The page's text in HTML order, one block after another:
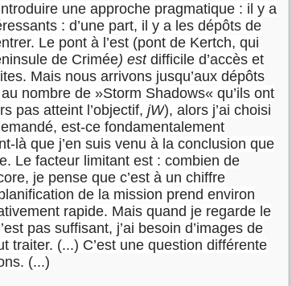
une approche pragmatique : il y a
: d’une part, il y a les dépôts de
Le pont à l’est (pont de Kertch, qui
de Crimée) est difficile d’accès et
Mais nous arrivons jusqu’aux dépôts
nombre de »Storm Shadows« qu’ils ont
pas atteint l’objectif, jW), alors j’ai choisi
est-ce fondamentalement
là que j’en suis venu à la conclusion que
Le facteur limitant est : combien de
je pense que c’est à un chiffre
de la mission prend environ
rapide. Mais quand je regarde le
pas suffisant, j’ai besoin d’images de
traiter. (...) C’est une question différente
(...)